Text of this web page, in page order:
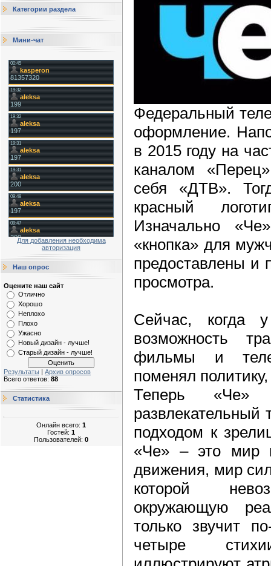
Категории раздела
Мини-чат
Для добавления необходима
авторизация
Наш опрос
Оцените наш сайт
Отлично
Хорошо
Неплохо
Плохо
Ужасно
Новый дизайн - лучше!
Старый дизайн - лучше!
Результаты | Архив опросов
Всего ответов: 88
Статистика
Онлайн всего: 1
Гостей: 1
Пользователей: 0
Федеральный
оформление.
в 2015 году на
каналом
себя «ДТВ».
красный
Изначально
«кнопка» для
предоставлены и
просмотра.
Сейчас, когда
возможность
фильмы и
поменял
Теперь
развлекательный
подходом к
«Че» – это мир
движения, мир
которой
окружающую
только звучит
четыре